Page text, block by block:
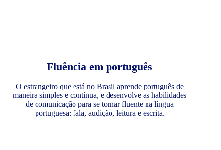
Fluência em português
O estrangeiro que está no Brasil aprende português de
maneira simples e contínua, e desenvolve as habilidades
de comunicação para se tornar fluente na língua
portuguesa: fala, audição, leitura e escrita.